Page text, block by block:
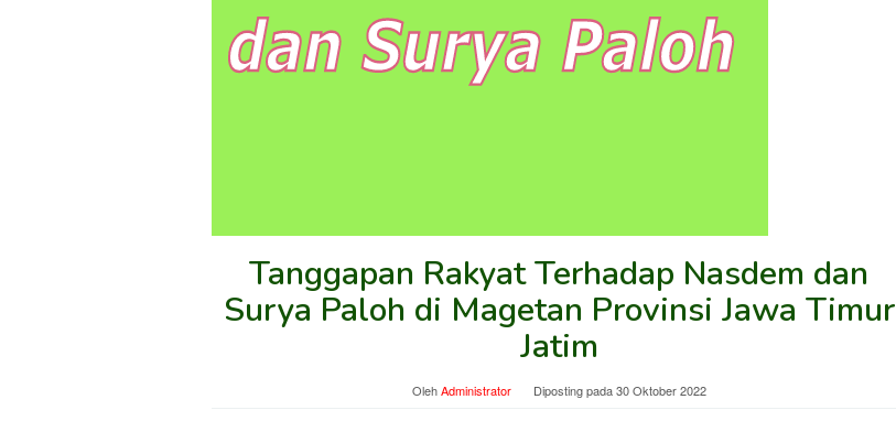
Tanggapan Rakyat Terhadap Nasdem dan
Surya Paloh di Magetan Provinsi Jawa Timur
Jatim
OlehAdministrator Diposting pada30 Oktober 2022